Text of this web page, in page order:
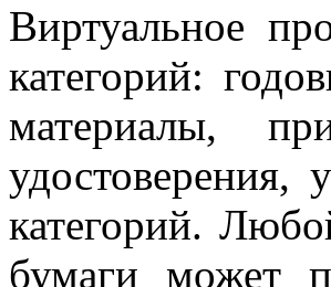
Виртуальное
категорий:
материалы,
категорий.
бумаги может